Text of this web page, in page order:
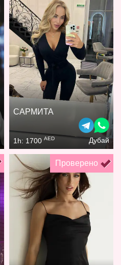
САРМИТА
1h: 1700 AED Дубай
Проверено